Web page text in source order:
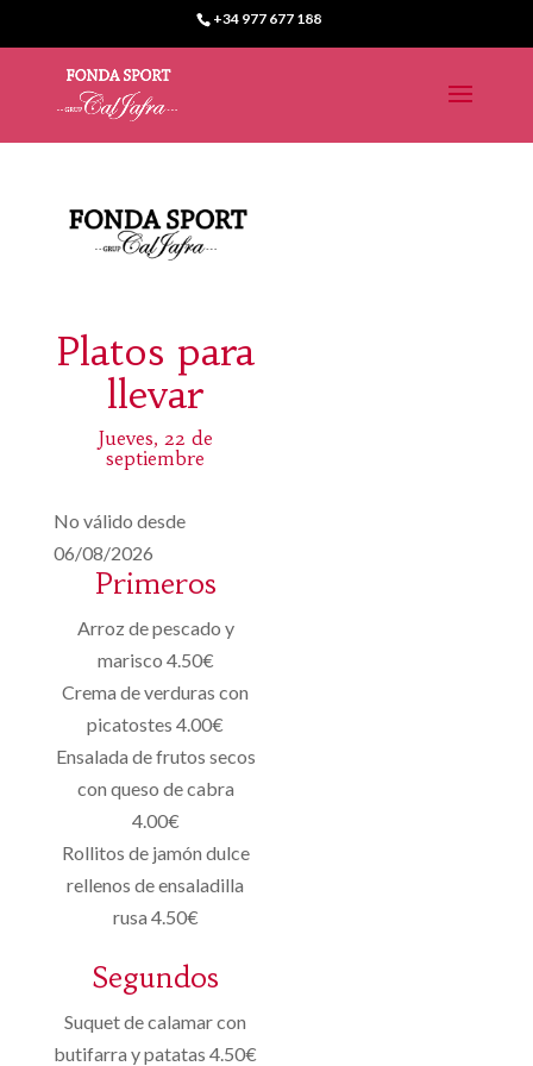
+34 977 677 188
Platos para
llevar
Jueves, 22 de
septiembre
No válido desde
06/08/2026
Primeros
Arroz de pescado y
marisco 4.50€
Crema de verduras con
picatostes 4.00€
Ensalada de frutos secos
con queso de cabra
4.00€
Rollitos de jamón dulce
rellenos de ensaladilla
rusa 4.50€
Segundos
Suquet de calamar con
butifarra y patatas 4.50€